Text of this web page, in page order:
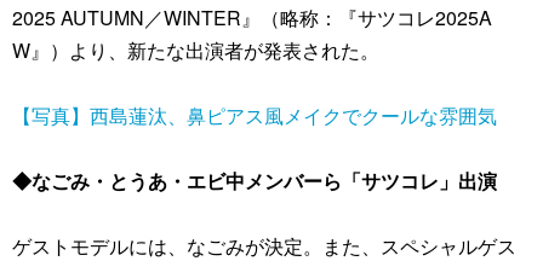
2025 AUTUMN／WINTER』（略称：『サツコレ2025A
W』）より、新たな出演者が発表された。
【写真】西島蓮汰、鼻ピアス風メイクでクールな雰囲気
◆なごみ・とうあ・エビ中メンバーら「サツコレ」出演
ゲストモデルには、なごみが決定。また、スペシャルゲス